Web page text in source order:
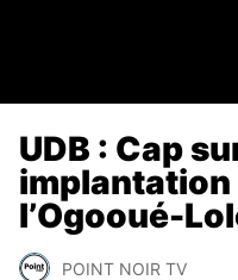
UDB : Cap
implantation
l’Ogooué-
POINT NOIR TV